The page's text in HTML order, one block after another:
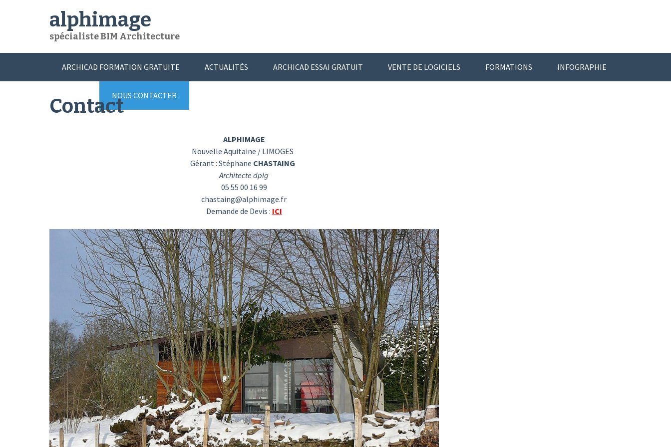
alphimage
spécialiste BIM Architecture
ARCHICAD FORMATION GRATUITE ACTUALITÉS ARCHICAD ESSAI GRATUIT VENTE DE LOGICIELS FORMATIONS INFOGRAPHIE
NOUS CONTACTER
Contact
ALPHIMAGE
Nouvelle Aquitaine / LIMOGES
Gérant : Stéphane CHASTAING
Architecte dplg
05 55 00 16 99
chastaing@alphimage.fr
Demande de Devis : ICI